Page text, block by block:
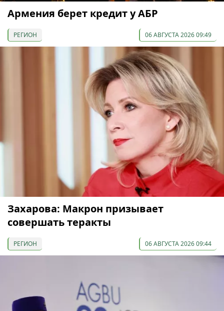
Армения берет кредит у АБР
РЕГИОН 06 АВГУСТА 2026 09:49
Захарова: Макрон призывает
совершать теракты
РЕГИОН 06 АВГУСТА 2026 09:44